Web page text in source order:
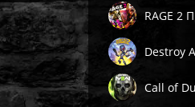
(П3, П1) — вручную в
в игре. Подробности смотрите
RAGE 2
Destroy
Call of